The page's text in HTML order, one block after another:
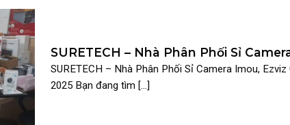
SURETECH – Nhà Phân Phối Sỉ
Ezviz Chính Hãng 2025
SURETECH – Nhà Phân Phối Sỉ Camera Imou, Ezviz
2025 Bạn đang tìm [...]